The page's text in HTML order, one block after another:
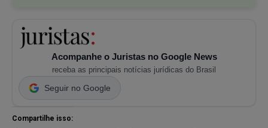
Acompanhe o Juristas no Google News
receba as principais notícias jurídicas do Brasil
Seguir no Google
Compartilhe isso: